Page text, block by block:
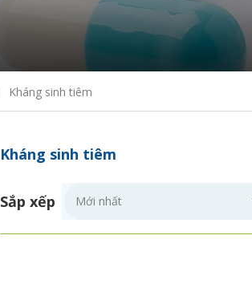
Kháng sinh tiêm
Kháng sinh tiêm
Sắp xếp